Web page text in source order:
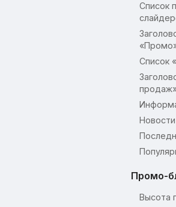
Список
Список
Новости
Промо-
Высота